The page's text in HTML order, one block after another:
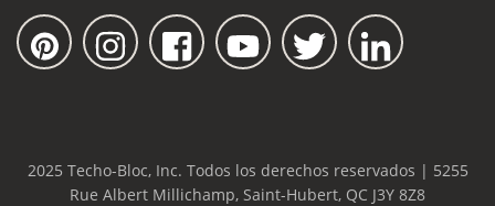
2025 Techo-Bloc, Inc. Todos los derechos reservados | 5255
Rue Albert Millichamp, Saint-Hubert, QC J3Y 8Z8